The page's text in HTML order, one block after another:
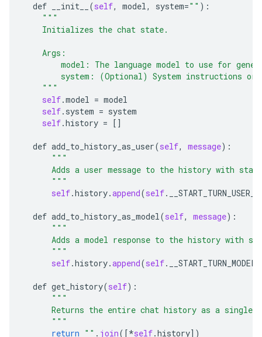
def __init__ (self, model, system="" ):
"""
    Initializes the chat state.
    Args:
model: The language model to use for
system: (Optional) System instructions or
    """
self.model = model
self. system = system
self.history = []
def add_to_history_as_user(self, message):
"""
Adds a user message to the history with
      """
self.history.append(self. __START_TURN_USER__
def add_to_history_as_model(self, message):
"""
Adds a model response to the history with
      """
self.history.append(self.
def get_history(self):
"""
Returns the entire chat history as a single
      """
return "" . join([*self.history])